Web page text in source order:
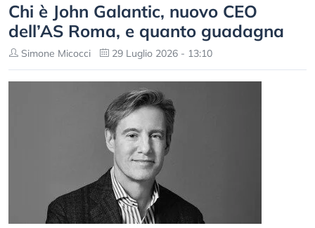
Chi è John Galantic, nuovo CEO
dell’AS Roma, e quanto guadagna
Simone Micocci 29 Luglio 2026 - 13:10